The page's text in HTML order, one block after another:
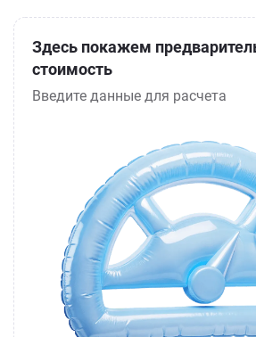
Здесь покажем
стоимость
Введите данные для расчета